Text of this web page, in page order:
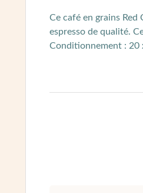
Ce café en grains Red
espresso de qualité.
Conditionnement : 20